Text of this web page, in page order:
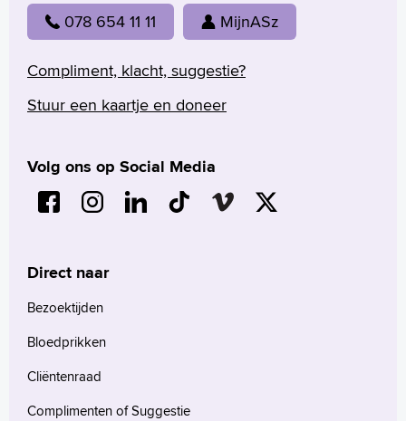
078 654 11 11 MijnASz
Compliment, klacht, suggestie?
Stuur een kaartje en doneer
Volg ons op Social Media
Direct naar
Bezoektijden
Bloedprikken
Cliëntenraad
Complimenten of Suggestie